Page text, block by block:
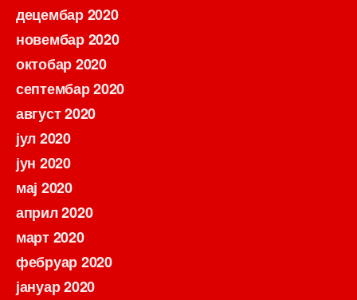
децембар 2020
новембар 2020
октобар 2020
септембар 2020
август 2020
јул 2020
јун 2020
мај 2020
април 2020
март 2020
фебруар 2020
јануар 2020